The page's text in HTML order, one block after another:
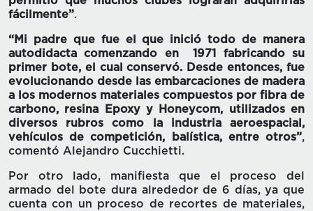
fácilmente”.
“ Mi padre que fue el que inició todo de manera
autodidacta comenzando en 1971 fabricando su
primer bote, el cual conservó. Desde entonces, fue
evolucionando desde las embarcaciones de madera
a los modernos materiales compuestos por fibra de
carbono, resina Epoxy y Honeycom, utilizados en
diversos rubros como la industria aeroespacial,
vehículos de competición, balística, entre otros”,
comentó Alejandro Cucchietti.
Por otro lado, manifiesta que el proceso del
armado del bote dura alrededor de 6 días, ya que
cuenta con un proceso de recortes de materiales,